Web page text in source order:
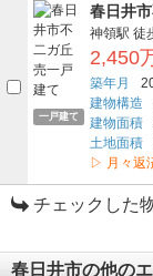
一戸建て
春日井
神領駅 徒
2,450
築年月
建物構造
建物面積
土地面積
▷ 月々返
チェックした
春日井市の他の